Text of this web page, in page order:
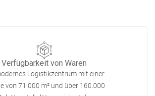
Verfügbarkeit von Waren
Logistikzentrum mit einer
von 71.000 m² und über 160.000